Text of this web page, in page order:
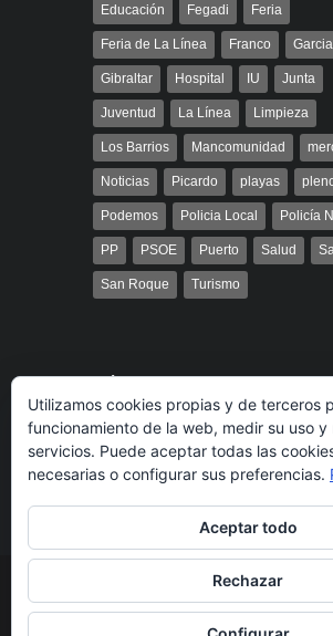
Educación Fegadi Feria
Feria de La Línea Franco Garcia
Gibraltar Hospital IU Junta
Juventud La Línea Limpieza
Los Barrios Mancomunidad
Noticias Picardo playas
Podemos Policia Local Policía
PP PSOE Puerto Salud
San Roque Turismo
Búsqueda
© 2014 Radio Bahía Gibraltar
Media&Web
Política de cookies
Utilizamos cookies propias y de terceros
funcionamiento de la web, medir su uso y
servicios. Puede aceptar todas las
necesarias o configurar sus preferencias.
Aceptar todo
Rechazar